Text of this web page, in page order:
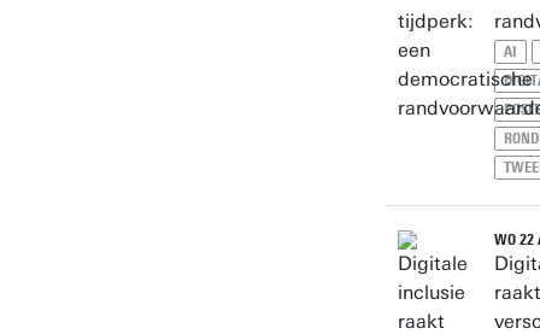
AI
WO 22